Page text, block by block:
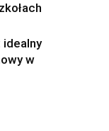
idealny
w